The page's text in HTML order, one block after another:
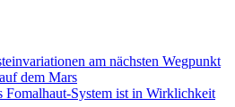
am nächsten Wegpunkt
dem Mars
Fomalhaut-System ist in Wirklichkeit